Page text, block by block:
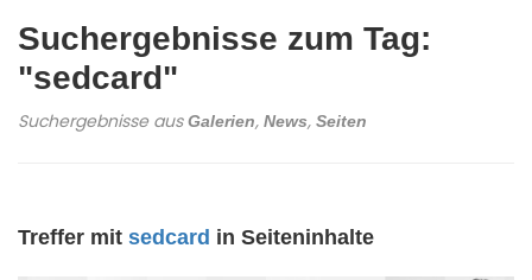
Suchergebnisse zum Tag:
"sedcard"
Suchergebnisse ausGalerien, News, Seiten
Treffer mit sedcard in Seiteninhalte